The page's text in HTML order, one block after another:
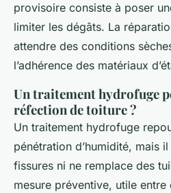
provisoire consiste à poser
limiter les dégâts. La
attendre des conditions
l’adhérence des matériaux
Un traitement hydrofuge
réfection de toiture ?
Un traitement hydrofuge
pénétration d’humidité, mais
fissures ni ne remplace des
mesure préventive, utile